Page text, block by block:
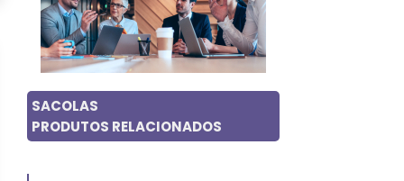
SACOLAS
PRODUTOS RELACIONADOS